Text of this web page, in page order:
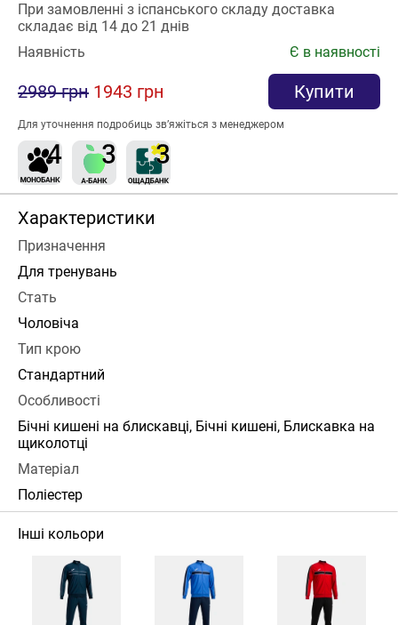
При замовленні з іспанського складу доставка
складає від 14 до 21 днів
Наявність
Є в наявності
2989 грн 1943 грн Купити
Для уточнення подробиць зв’яжіться з менеджером
Характеристики
Призначення
Для тренувань
Стать
Чоловіча
Тип крою
Стандартний
Особливості
Бічні кишені на блискавці, Бічні кишені, Блискавка на
щиколотці
Матеріал
Поліестер
Інші кольори